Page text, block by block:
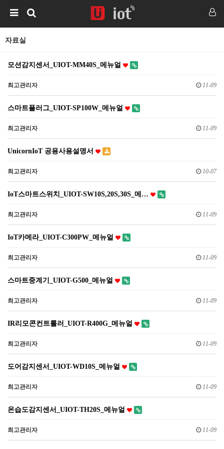
자료실
모션감지센서_UIOT-MM40S_메뉴얼
최고관리자 11-09
스마트플러그_UIOT-SP100W_메뉴얼
최고관리자 11-09
UnicornIoT 공용사용설명서
최고관리자 10-07
IoT스마트스위치_UIOT-SW10S,20S,30S_메…
최고관리자 11-09
IoT카메라_UIOT-C300PW_메뉴얼
최고관리자 11-09
스마트중계기_UIOT-G500_메뉴얼
최고관리자 11-09
IR리모콘컨트롤러_UIOT-R400G_메뉴얼
최고관리자 11-09
도어감지센서_UIOT-WD10S_메뉴얼
최고관리자 11-09
온습도감지센서_UIOT-TH20S_메뉴얼
최고관리자 11-09